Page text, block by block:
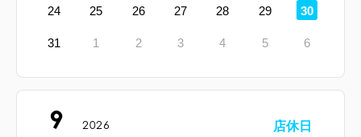
24 25 26 27 28 29 30
定
休
日
31 1 2 3 4 5 6
9 2026 店休日